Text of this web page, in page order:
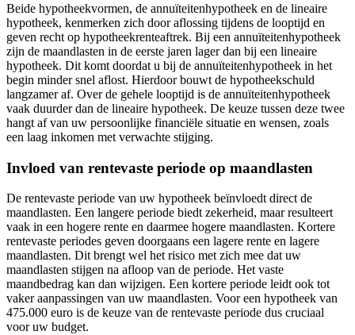
Beide hypotheekvormen, de annuïteitenhypotheek en de lineaire
hypotheek, kenmerken zich door aflossing tijdens de looptijd en
geven recht op hypotheekrenteaftrek. Bij een annuïteitenhypotheek
zijn de maandlasten in de eerste jaren lager dan bij een lineaire
hypotheek. Dit komt doordat u bij de annuïteitenhypotheek in het
begin minder snel aflost. Hierdoor bouwt de hypotheekschuld
langzamer af. Over de gehele looptijd is de annuïteitenhypotheek
vaak duurder dan de lineaire hypotheek. De keuze tussen deze twee
hangt af van uw persoonlijke financiële situatie en wensen, zoals
een laag inkomen met verwachte stijging.
Invloed van rentevaste periode op maandlasten
De rentevaste periode van uw hypotheek beïnvloedt direct de
maandlasten. Een langere periode biedt zekerheid, maar resulteert
vaak in een hogere rente en daarmee hogere maandlasten. Kortere
rentevaste periodes geven doorgaans een lagere rente en lagere
maandlasten. Dit brengt wel het risico met zich mee dat uw
maandlasten stijgen na afloop van de periode. Het vaste
maandbedrag kan dan wijzigen. Een kortere periode leidt ook tot
vaker aanpassingen van uw maandlasten. Voor een hypotheek van
475.000 euro is de keuze van de rentevaste periode dus cruciaal
voor uw budget.